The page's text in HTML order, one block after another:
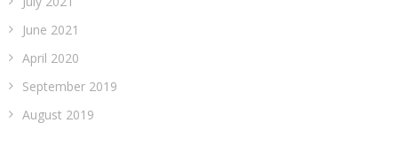
June 2021
April 2020
September 2019
August 2019